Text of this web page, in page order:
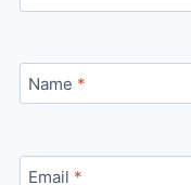
Name *
Email *